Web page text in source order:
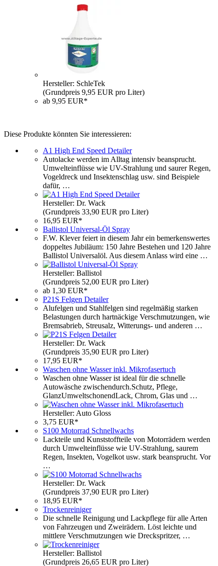
Hersteller: SchleTek
(Grundpreis 9,95 EUR pro Liter)
ab 9,95 EUR*
Diese Produkte könnten Sie interessieren:
A1 High End Speed Detailer
Autolacke werden im Alltag intensiv beansprucht.
Umwelteinflüsse wie UV-Strahlung und saurer Regen,
Vogeldreck und Insektenschlag usw. sind Beispiele
dafür, …
Hersteller: Dr. Wack
(Grundpreis 33,90 EUR pro Liter)
16,95 EUR*
Ballistol Universal-Öl Spray
F.W. Klever feiert in diesem Jahr ein bemerkenswertes
doppeltes Jubiläum: 150 Jahre Bestehen und 120 Jahre
Ballistol Universalöl. Aus diesem Anlass wird eine …
Hersteller: Ballistol
(Grundpreis 52,00 EUR pro Liter)
ab 1,30 EUR*
P21S Felgen Detailer
Alufelgen und Stahlfelgen sind regelmäßig starken
Belastungen durch hartnäckige Verschmutzungen, wie
Bremsabrieb, Streusalz, Witterungs- und anderen …
Hersteller: Dr. Wack
(Grundpreis 35,90 EUR pro Liter)
17,95 EUR*
Waschen ohne Wasser inkl. Mikrofasertuch
Waschen ohne Wasser ist ideal für die schnelle
Autowäsche zwischendurch.Schutz, Pflege,
GlanzUmweltschonendLack, Chrom, Glas und …
Hersteller: Auto Gloss
3,75 EUR*
S100 Motorrad Schnellwachs
Lackteile und Kunststoffteile von Motorrädern werden
durch Umwelteinflüsse wie UV-Strahlung, saurem
Regen, Insekten, Vogelkot usw. stark beansprucht. Vor
…
Hersteller: Dr. Wack
(Grundpreis 37,90 EUR pro Liter)
18,95 EUR*
Trockenreiniger
Die schnelle Reinigung und Lackpflege für alle Arten
von Fahrzeugen und Zweirädern. Löst leichte und
mittlere Verschmutzungen wie Dreckspritzer, …
Hersteller: Ballistol
(Grundpreis 26,65 EUR pro Liter)